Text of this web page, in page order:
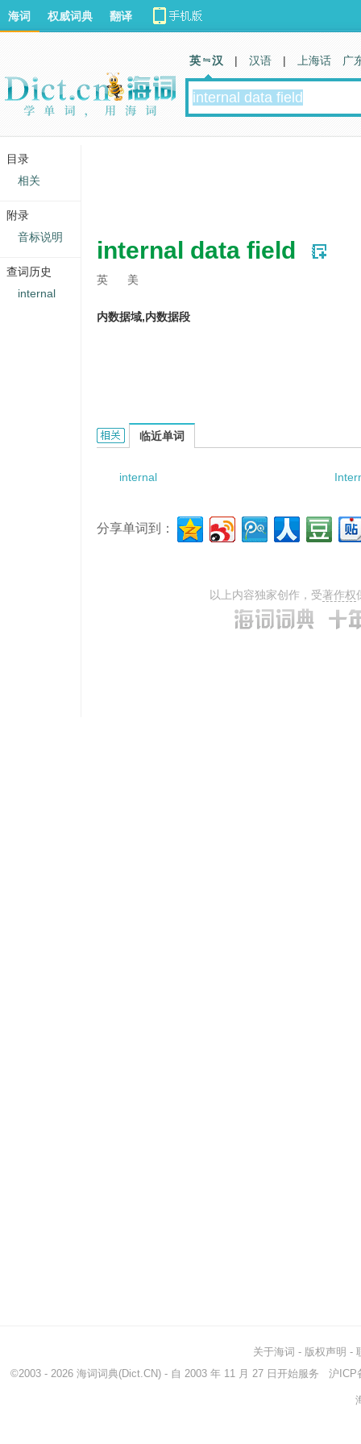
internal data field
英 美
内数据域,内数据段
internal data field的相关资料：
临近单词
internal
分享单词到：
以上内容独家创作，受著作权
海词 权威词典 翻译
英 汉 | 汉语 | 上海话 广
关于海词 - 版权声明 -
©2003 - 2026 海词词典(Dict.CN) - 自 2003 年 11 月 27 日开始服务 沪ICP
目录
相关
附录
音标说明
查词历史
internal